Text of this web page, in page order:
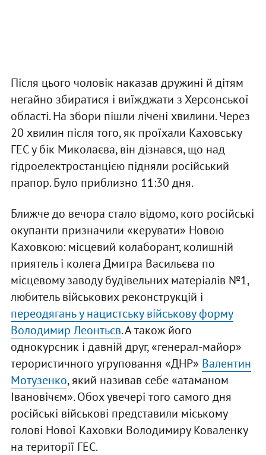
Після цього чоловік наказав дружині й дітям
негайно збиратися і виїжджати з Херсонської
області. На збори пішли лічені хвилини. Через
20 хвилин після того, як проїхали Каховську
ГЕС у бік Миколаєва, він дізнався, що над
гідроелектростанцією підняли російський
прапор. Було приблизно 11:30 дня.
Ближче до вечора стало відомо, кого російські
окупанти призначили «керувати» Новою
Каховкою: місцевий колаборант, колишній
приятель і колега Дмитра Васильєва по
місцевому заводу будівельних матеріалів №1,
любитель військових реконструкцій і
переодягань у нацистську військову форму
Володимир Леонтьєв. А також його
однокурсник і давній друг, «генерал-майор»
терористичного угруповання «ДНР» Валентин
Мотузенко, який називав себе «атаманом
Івановічєм». Обох увечері того самого дня
російські військові представили міському
голові Нової Каховки Володимиру Коваленку
на території ГЕС.